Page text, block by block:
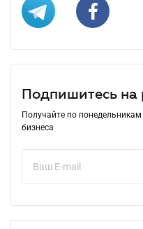
Подпишитесь на
Получайте по
бизнеса